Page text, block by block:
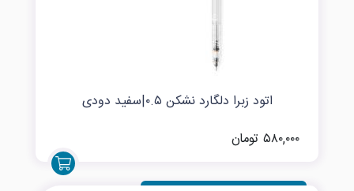
اتود زبرا دلگارد نشکن ۰.۵|سفید دودی
۵۸۰,۰۰۰ تومان